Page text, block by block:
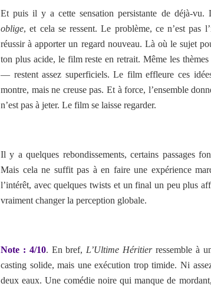
Et puis il y a cette sensation persistante de déjà-vu.
oblige, et cela se ressent. Le problème, ce n’est pas
réussir à apporter un regard nouveau. Là où le sujet
ton plus acide, le film reste en retrait. Même les
— restent assez superficiels. Le film effleure ces
montre, mais ne creuse pas. Et à force, l’ensemble
n’est pas à jeter. Le film se laisse regarder.
Il y a quelques rebondissements, certains passages
Mais cela ne suffit pas à en faire une expérience
l’intérêt, avec quelques twists et un final un peu plus
vraiment changer la perception globale.
Note : 4/10. En bref, L’Ultime Héritierressemble à
casting solide, mais une exécution trop timide. Ni
deux eaux. Une comédie noire qui manque de